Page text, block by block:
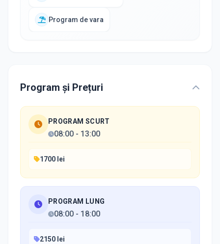
Program de vara
Program și Prețuri
PROGRAM SCURT
08:00 - 13:00
1700 lei
PROGRAM LUNG
08:00 - 18:00
2150 lei